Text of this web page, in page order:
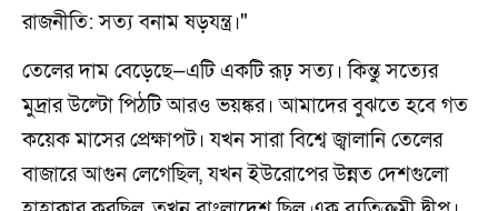
রাজনীতি: সত্য বনাম ষড়যন্ত্র।"
তেলের দাম বেড়েছে—এটি একটি রূঢ় সত্য। কিন্তু সত্যের
মুদ্রার উল্টো পিঠটি আরও ভয়ঙ্কর। আমাদের বুঝতে হবে গত
কয়েক মাসের প্রেক্ষাপট। যখন সারা বিশ্বে জ্বালানি তেলের
বাজারে আগুন লেগেছিল, যখন ইউরোপের উন্নত দেশগুলো